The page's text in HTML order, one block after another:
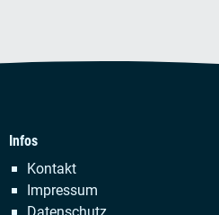
Infos
Navigation
überspringen
Kontakt
Impressum
Datenschutz